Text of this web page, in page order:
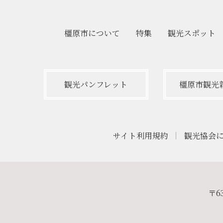
橿原市について 特集 観光スポット
観光パンフレット 橿原市観光
サイト利用規約 観光協会
〒